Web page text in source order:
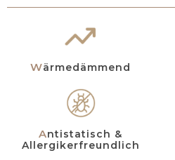
Wärmedämmend
Antistatisch &
Allergikerfreundlich